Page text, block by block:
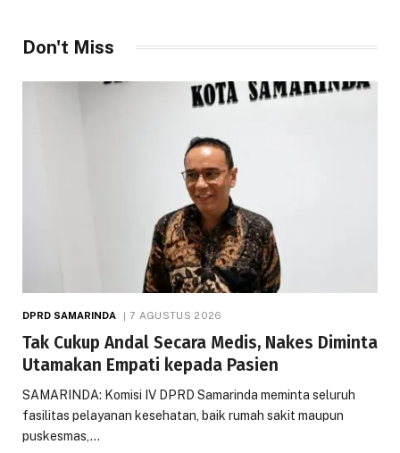
Don't Miss
DPRD SAMARINDA 7 AGUSTUS 2026
Tak Cukup Andal Secara Medis, Nakes Diminta
Utamakan Empati kepada Pasien
SAMARINDA: Komisi IV DPRD Samarinda meminta seluruh
fasilitas pelayanan kesehatan, baik rumah sakit maupun
puskesmas,…